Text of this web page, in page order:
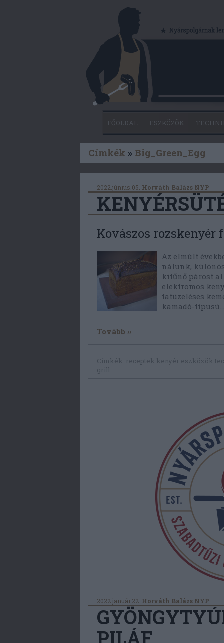
FŐOLDAL ESZKÖZÖK
Címkék » Big_Green_Egg
2022.június.05. Horváth Balázs NYP
Kovászos rozskenyér
Az elmúlt
nálunk,
kitűnő párost
elektromos
fatüzeléses
kamadó-típusú…
Tovább ››
Címkék: receptek kenyér eszközök
grill
2022.január.22. Horváth Balázs NYP
PILÁF